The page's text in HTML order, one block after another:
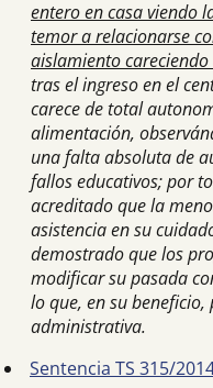
entero en casa viendo
temor a relacionarse
aislamiento
tras el ingreso en el
carece de total
alimentación,
una falta absoluta de
fallos educativos; por
acreditado que la
asistencia en su
demostrado que los
modificar su pasada
lo que, en su
administrativa.
Sentencia TS 315/